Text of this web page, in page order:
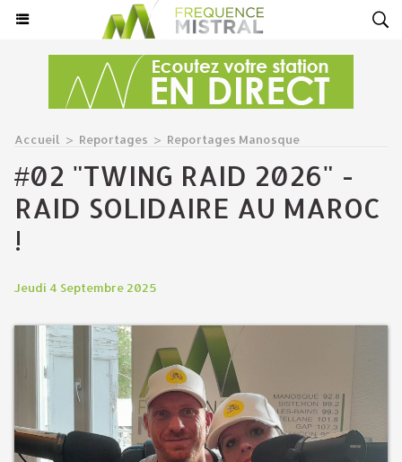
Accueil > Reportages > Reportages Manosque
#02 "TWING RAID 2026" -
RAID SOLIDAIRE AU MAROC
!
Jeudi 4 Septembre 2025